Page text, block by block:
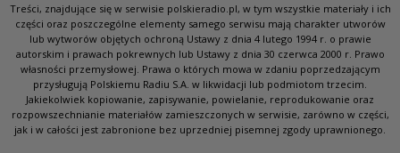
Treści, znajdujące się w serwisie polskieradio.pl, w tym wszystkie materiały i ich
części oraz poszczególne elementy samego serwisu mają charakter utworów
lub wytworów objętych ochroną Ustawy z dnia 4 lutego 1994 r. o prawie
autorskim i prawach pokrewnych lub Ustawy z dnia 30 czerwca 2000 r. Prawo
własności przemysłowej. Prawa o których mowa w zdaniu poprzedzającym
przysługują Polskiemu Radiu S.A. w likwidacji lub podmiotom trzecim.
Jakiekolwiek kopiowanie, zapisywanie, powielanie, reprodukowanie oraz
rozpowszechnianie materiałów zamieszczonych w serwisie, zarówno w części,
jak i w całości jest zabronione bez uprzedniej pisemnej zgody uprawnionego.